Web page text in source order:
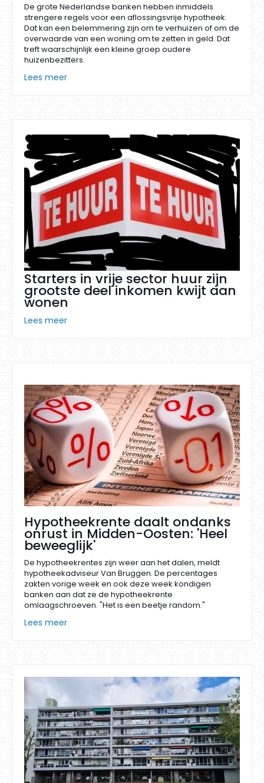
De grote Nederlandse banken hebben inmiddels
strengere regels voor een aflossingsvrije hypotheek.
Dat kan een belemmering zijn om te verhuizen of om de
overwaarde van een woning om te zetten in geld. Dat
treft waarschijnlijk een kleine groep oudere
huizenbezitters.
Lees meer
Starters in vrije sector huur zijn
grootste deel inkomen kwijt aan
wonen
Lees meer
Hypotheekrente daalt ondanks
onrust in Midden-Oosten: 'Heel
beweeglijk'
De hypotheekrentes zijn weer aan het dalen, meldt
hypotheekadviseur Van Bruggen. De percentages
zakten vorige week en ook deze week kondigen
banken aan dat ze de hypotheekrente
omlaagschroeven. "Het is een beetje random."
Lees meer